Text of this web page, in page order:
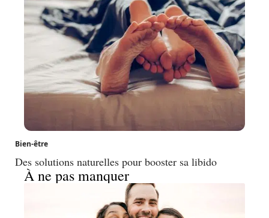
Bien-être
Des solutions naturelles pour booster sa libido
À ne pas manquer